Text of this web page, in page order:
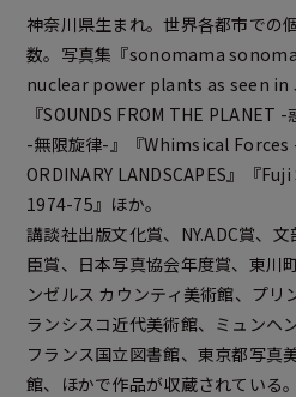
神奈川県生まれ。世界各都市での
数。写真集『sonomama
nuclear power plants as seen in
『SOUNDS FROM THE PLANET
-無限旋律-』『Whimsical Forces
ORDINARY LANDSCAPES』『
1974-75』ほか。
講談社出版文化賞、NY.ADC賞、
臣賞、日本写真協会年度賞、東川
ンゼルス カウンティ美術館、プリ
ランシスコ近代美術館、ミュンヘ
フランス国立図書館、東京都写真
館、ほかで作品が収蔵されている。